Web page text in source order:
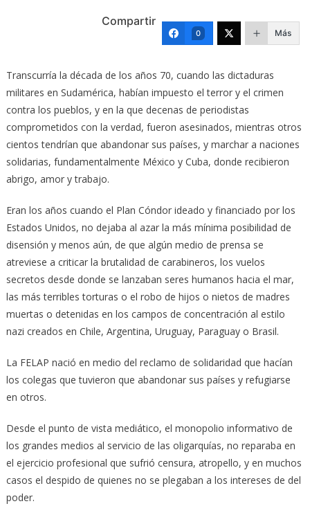
Compartir
0 Más
Transcurría la década de los años 70, cuando las dictaduras
militares en Sudamérica, habían impuesto el terror y el crimen
contra los pueblos, y en la que decenas de periodistas
comprometidos con la verdad, fueron asesinados, mientras otros
cientos tendrían que abandonar sus países, y marchar a naciones
solidarias, fundamentalmente México y Cuba, donde recibieron
abrigo, amor y trabajo.
Eran los años cuando el Plan Cóndor ideado y financiado por los
Estados Unidos, no dejaba al azar la más mínima posibilidad de
disensión y menos aún, de que algún medio de prensa se
atreviese a criticar la brutalidad de carabineros, los vuelos
secretos desde donde se lanzaban seres humanos hacia el mar,
las más terribles torturas o el robo de hijos o nietos de madres
muertas o detenidas en los campos de concentración al estilo
nazi creados en Chile, Argentina, Uruguay, Paraguay o Brasil.
La FELAP nació en medio del reclamo de solidaridad que hacían
los colegas que tuvieron que abandonar sus países y refugiarse
en otros.
Desde el punto de vista mediático, el monopolio informativo de
los grandes medios al servicio de las oligarquías, no reparaba en
el ejercicio profesional que sufrió censura, atropello, y en muchos
casos el despido de quienes no se plegaban a los intereses de del
poder.